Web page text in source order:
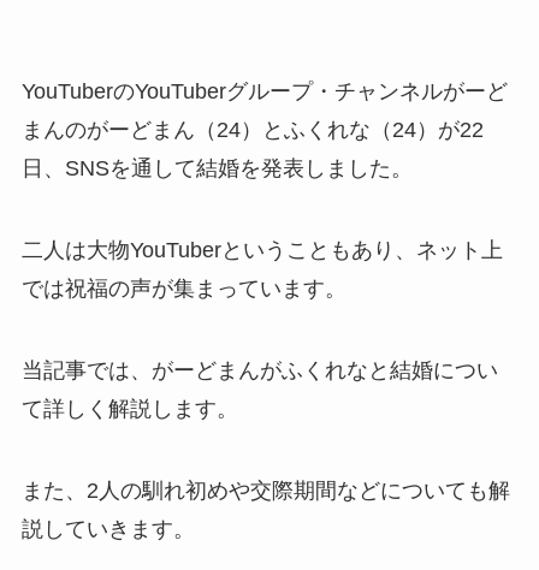
YouTuberのYouTuberグループ・チャンネルがーど
まんのがーどまん（24）とふくれな（24）が22
日、SNSを通して結婚を発表しました。
二人は大物YouTuberということもあり、ネット上
では祝福の声が集まっています。
当記事では、がーどまんがふくれなと結婚につい
て詳しく解説します。
また、2人の馴れ初めや交際期間などについても解
説していきます。